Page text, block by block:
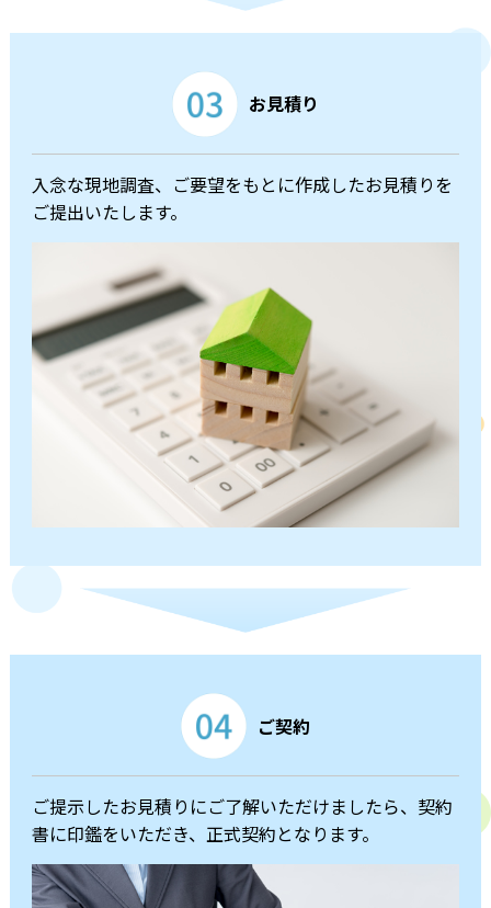
お見積り
入念な現地調査、ご要望をもとに作成したお見積りを
ご提出いたします。
ご契約
ご提示したお見積りにご了解いただけましたら、契約
書に印鑑をいただき、正式契約となります。